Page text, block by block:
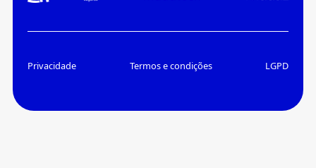
Privacidade Termos e condições LGPD